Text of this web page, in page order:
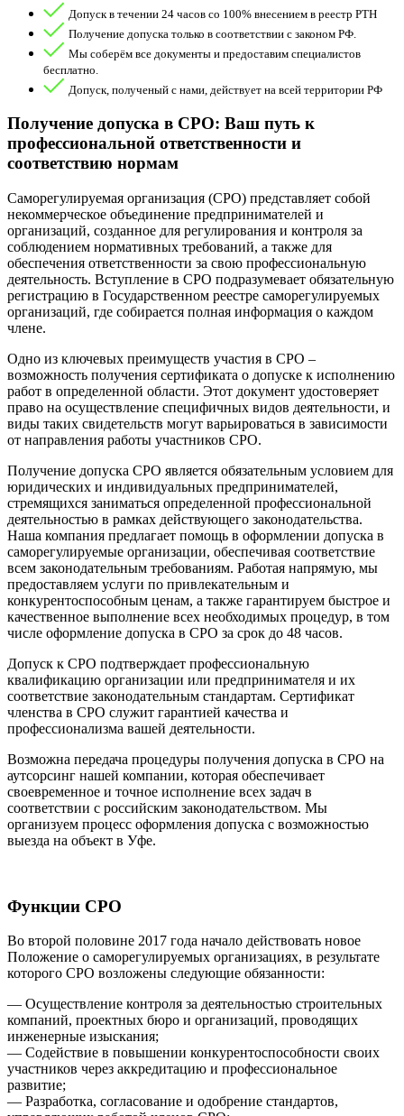
Допуск в течении 24 часов со 100% внесением в реестр РТН
Получение допуска только в соответствии с законом РФ.
Мы соберём все документы и предоставим специалистов
бесплатно.
Допуск, полученый с нами, действует на всей территории РФ
Получение допуска в СРО: Ваш путь к
профессиональной ответственности и
соответствию нормам
Саморегулируемая организация (СРО) представляет собой
некоммерческое объединение предпринимателей и
организаций, созданное для регулирования и контроля за
соблюдением нормативных требований, а также для
обеспечения ответственности за свою профессиональную
деятельность. Вступление в СРО подразумевает обязательную
регистрацию в Государственном реестре саморегулируемых
организаций, где собирается полная информация о каждом
члене.
Одно из ключевых преимуществ участия в СРО –
возможность получения сертификата о допуске к исполнению
работ в определенной области. Этот документ удостоверяет
право на осуществление специфичных видов деятельности, и
виды таких свидетельств могут варьироваться в зависимости
от направления работы участников СРО.
Получение допуска СРО является обязательным условием для
юридических и индивидуальных предпринимателей,
стремящихся заниматься определенной профессиональной
деятельностью в рамках действующего законодательства.
Наша компания предлагает помощь в оформлении допуска в
саморегулируемые организации, обеспечивая соответствие
всем законодательным требованиям. Работая напрямую, мы
предоставляем услуги по привлекательным и
конкурентоспособным ценам, а также гарантируем быстрое и
качественное выполнение всех необходимых процедур, в том
числе оформление допуска в СРО за срок до 48 часов.
Допуск к СРО подтверждает профессиональную
квалификацию организации или предпринимателя и их
соответствие законодательным стандартам. Сертификат
членства в СРО служит гарантией качества и
профессионализма вашей деятельности.
Возможна передача процедуры получения допуска в СРО на
аутсорсинг нашей компании, которая обеспечивает
своевременное и точное исполнение всех задач в
соответствии с российским законодательством. Мы
организуем процесс оформления допуска с возможностью
выезда на объект в Уфе.
Функции СРО
Во второй половине 2017 года начало действовать новое
Положение о саморегулируемых организациях, в результате
которого СРО возложены следующие обязанности:
— Осуществление контроля за деятельностью строительных
компаний, проектных бюро и организаций, проводящих
инженерные изыскания;
— Содействие в повышении конкурентоспособности своих
участников через аккредитацию и профессиональное
развитие;
— Разработка, согласование и одобрение стандартов,